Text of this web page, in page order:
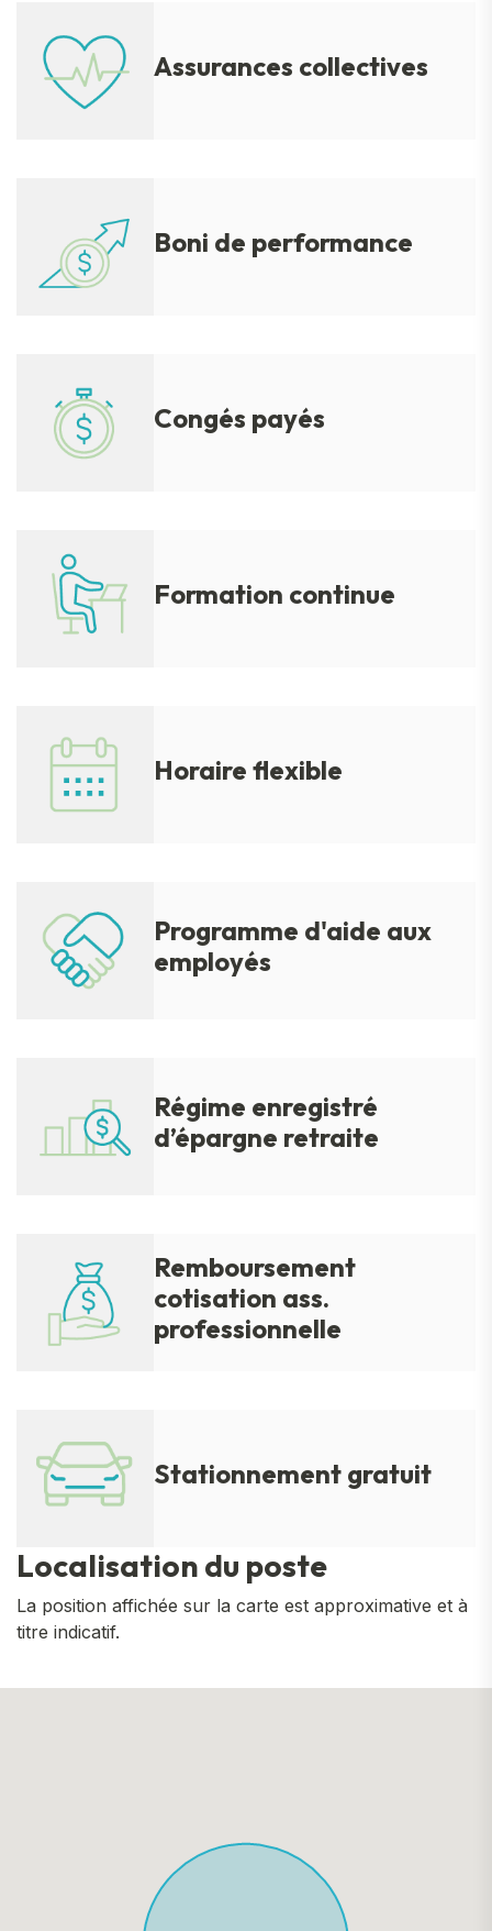
Assurances collectives
Boni de performance
Congés payés
Formation continue
Horaire flexible
Programme d'aide aux
employés
Régime enregistré
d’épargne retraite
Remboursement
cotisation ass.
professionnelle
Stationnement gratuit
Localisation du poste
La position affichée sur la carte est approximative et à
titre indicatif.